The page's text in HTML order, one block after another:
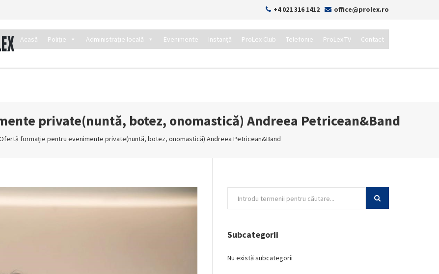
+4 021 316 1412 office@prolex.ro
Acasă Poliție Administrație locală Evenimente Instanță ProLex Club Telefonie ProLex.TV Contact
private(nuntă, botez, onomastică) Andreea Petricean&Band
formație pentru evenimente private(nuntă, botez, onomastică) Andreea Petricean&Band
Subcategorii
Nu există subcategorii